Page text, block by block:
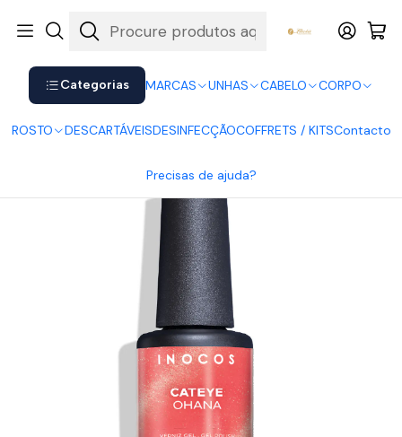
Categorias MARCAS UNHAS CABELO CORPO
ROSTO DESCARTÁVEISDESINFECÇÃOCOFFRETS / KITSContacto
Precisas de ajuda?
Shop now. Pay later with Klarna.
INOCOS - Verniz Gel Cat Eye Ohana